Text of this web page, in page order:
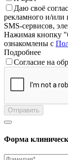
Даю своё
рекламного и/или
SMS-сервисов,
Нажимая кнопку
ознакомлены с
Подробнее
Согласие на
Отправить
Форма